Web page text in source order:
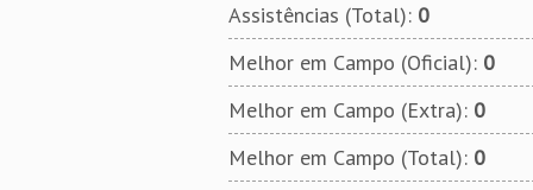
Assistências (Total): 0
Melhor em Campo (Oficial): 0
Melhor em Campo (Extra): 0
Melhor em Campo (Total): 0